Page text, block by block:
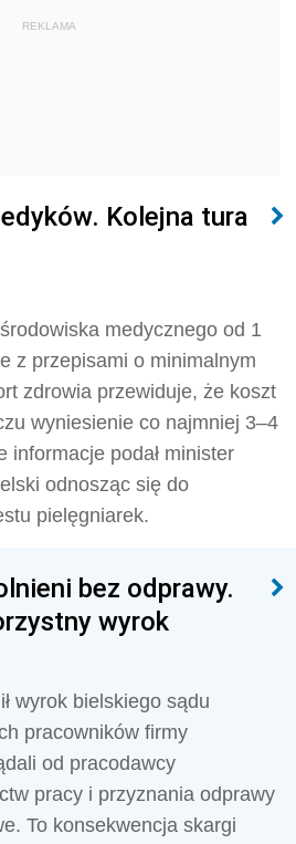
REKLAMA
Kolejna tura
medycznego od 1
z przepisami o minimalnym
zdrowia przewiduje, że koszt
wyniesienie co najmniej 3–4
informacje podał minister
odnosząc się do
pielęgniarek.
bez odprawy.
wyrok
wyrok bielskiego sądu
pracowników firmy
od pracodawcy
pracy i przyznania odprawy
To konsekwencja skargi